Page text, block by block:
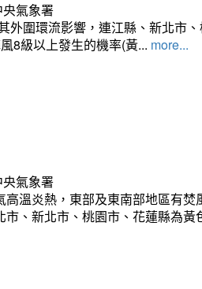
氣象署
外圍環流影響，連江縣、新北市
8級以上發生的機率(黃... more...
氣象署
高溫炎熱，東部及東南部地區有
市、新北市、桃園市、花蓮縣為